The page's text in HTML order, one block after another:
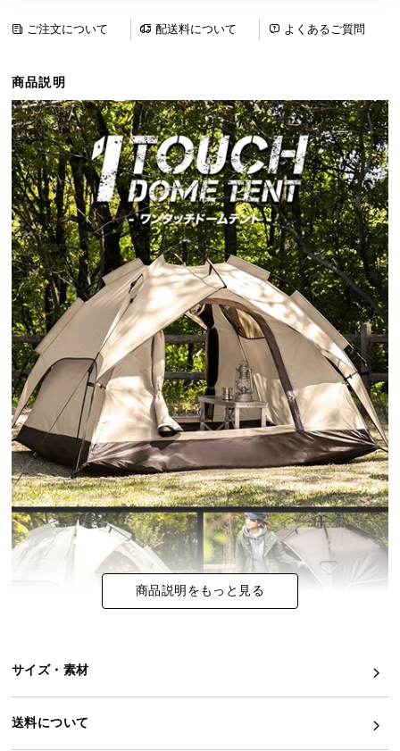
か
す
イ
ン
テ
リ
ア
テ
イ
ス
ト
か
ら
探
す
イ
ン
テ
リ
ア
ー
ら
ご注文について 配送料について よくあるご質問
商品説明
商品説明をもっと見る
サイズ・素材
送料について